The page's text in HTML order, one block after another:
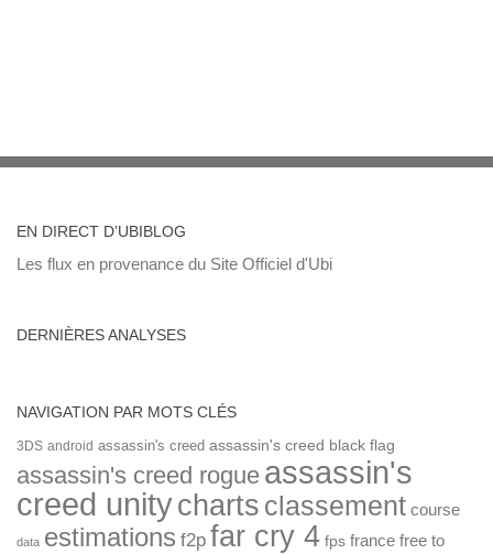
EN DIRECT D’UBIBLOG
Les flux en provenance du Site Officiel d'Ubi
DERNIÈRES ANALYSES
NAVIGATION PAR MOTS CLÉS
3DS android assassin's creed assassin's creed black flag
assassin's creed rogue assassin's
creed unitycharts classement course
data estimations f2p far cry 4 fps france free to